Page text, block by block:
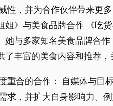
性，并为合作伙伴带来更
姐》与美食品牌合作 《吃
她与多家知名美食品牌合
了丰富的美食内容和推荐
重合的合作： 自媒体与目
求，并扩大自身影响力。